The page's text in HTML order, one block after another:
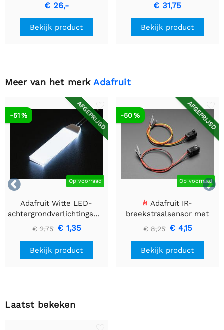
€ 26,-
Bekijk product
€ 31,75
Bekijk product
Meer van het merk Adafruit


AFGEPRIJSD
Op voorraad
-51 %
Adafruit Witte LED-
achtergrondverlichtingsmodule
- Klein 12 mm x 40 mm
€ 2,75 € 1,35
Bekijk product
AFGEPRIJSD
Op voorraad
-50 %
Adafruit IR-
breekstraalsensor met
premium draadheader
header einden - 5 mm
LED's
€ 8,25 € 4,15
Bekijk product
Laatst bekeken